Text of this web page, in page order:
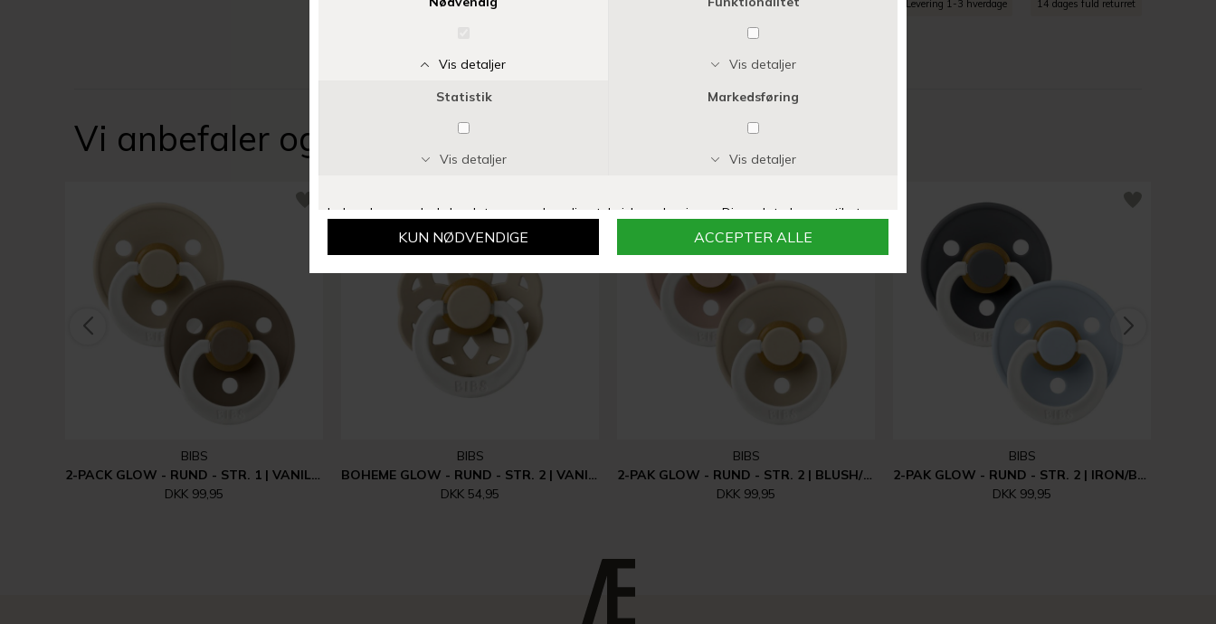
Fri fragt over 399 kr Levering 1-3 hverdage 14 dages fuld returret
Vi anbefaler også
BIBS
2-PACK GLOW - RUND - STR. 1 | VANILLA/DARK OAK
DKK 99,95
BIBS
BOHEME GLOW - RUND - STR. 2 | VANILLA
DKK 54,95
BIBS
2-PAK GLOW - RUND - STR. 2 | BLUSH/VANILLA
DKK 99,95
BIBS
2-PAK GLOW - RUND - STR. 2 | IRON/BABY BLUE
DKK 99,95